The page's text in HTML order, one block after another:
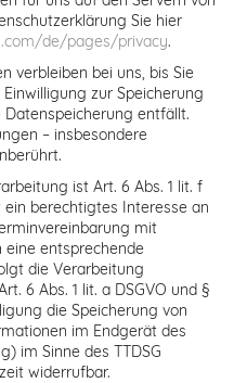
Sie hier
de/pages/privacy.
verbleiben bei uns, bis Sie
zur Speicherung
entfällt.
– insbesondere
ist Art. 6 Abs. 1 lit. f
ein berechtigtes Interesse an
mit
eine entsprechende
die Verarbeitung
6 Abs. 1 lit. a DSGVO und §
die Speicherung von
im Endgerät des
im Sinne des TTDSG
widerrufbar.